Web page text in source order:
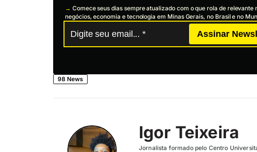
→ Comece seus dias sempre atualizado com o que rola de relevante
negócios, economia e tecnologia em Minas Gerais, no Brasil e no
Assinar
98 News
Igor Teixeira
Jornalista formado pelo Centro